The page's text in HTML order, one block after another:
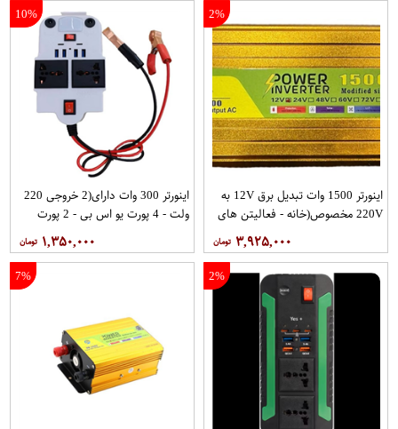
2%
اینورتر 1500 وات تبدیل برق 12V به
220V مخصوص(خانه - فعالیتن های
بیرونی - سفر - خودرو) کد DK-L1500
از برند دیپ کینگ ۳,۹۲۵,۰۰۰
10%
اینورتر 300 وات دارای(2 خروجی 220
ولت - 4 پورت یو اس بی - 2 پورت
تایپ سی - 2 خروجی 12 ولت
آداپتوری - 2 خروجی 12 ولت فندکی -
دارای چراغ نور سفید - هلدر نگهدارنده
۱,۳۵۰,۰۰۰
2%
7%